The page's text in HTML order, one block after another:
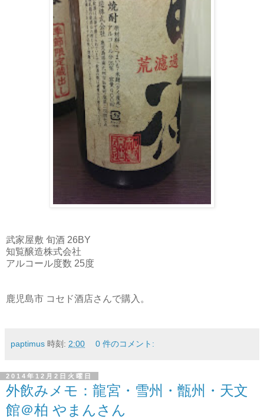
武家屋敷 旬酒 26BY
知覧醸造株式会社
アルコール度数 25度
鹿児島市 コセド酒店さんで購入。
paptimus 時刻: 2:00 0 件のコメント:
2014年12月2日火曜日
外飲みメモ：龍宮・雪州・甑州・天文
館＠柏 やまんさん